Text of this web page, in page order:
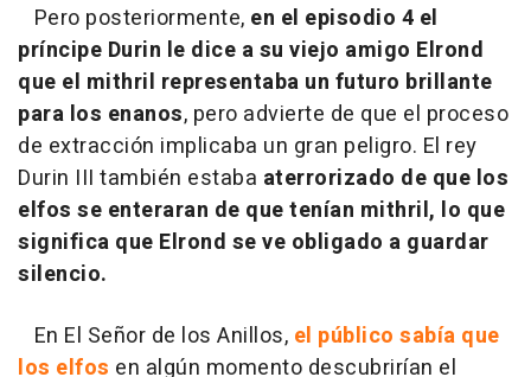
Pero posteriormente, en el episodio 4 el
príncipe Durin le dice a su viejo amigo Elrond
que el mithril representaba un futuro brillante
para los enanos, pero advierte de que el proceso
de extracción implicaba un gran peligro. El rey
Durin III también estaba aterrorizado de que los
elfos se enteraran de que tenían mithril, lo que
significa que Elrond se ve obligado a guardar
silencio.
En El Señor de los Anillos, el público sabía que
los elfos en algún momento descubrirían el